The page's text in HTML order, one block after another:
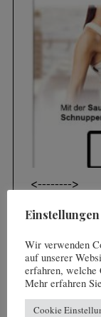
<-------->
Wir verwenden
auf unserer
erfahren, welche
Mehr erfahren
Cookie